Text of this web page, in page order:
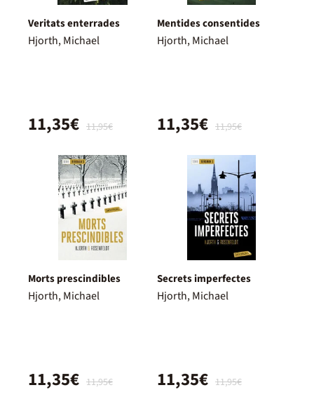
Veritats enterrades
Hjorth, Michael
11,95€
11,35€
Mentides consentides
Hjorth, Michael
11,95€
11,35€
Morts prescindibles
Hjorth, Michael
11,95€
11,35€
Secrets imperfectes
Hjorth, Michael
11,95€
11,35€